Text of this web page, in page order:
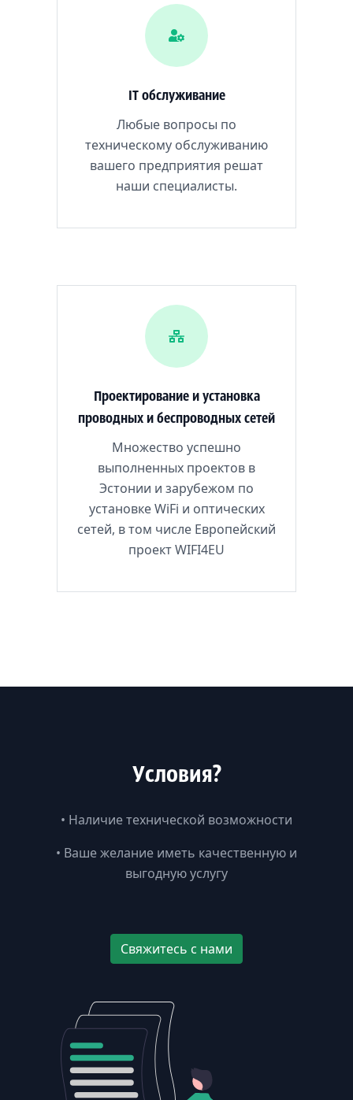
IT обслуживание
Любые вопросы по
техническому обслуживанию
вашего предприятия решат
наши специалисты.
Проектирование и установка
проводных и беспроводных сетей
Множество успешно
выполненных проектов в
Эстонии и зарубежом по
установке WiFi и оптических
сетей, в том числе Европейский
проект WIFI4EU
Условия?
• Наличие технической возможности
• Ваше желание иметь качественную и
выгодную услугу
Свяжитесь с нами